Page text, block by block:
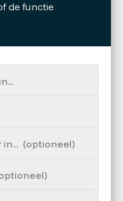
de functie